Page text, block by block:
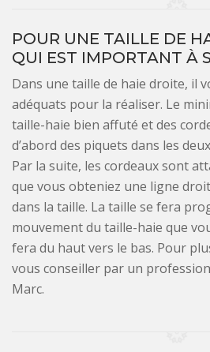
POUR UNE TAILLE DE
QUI EST IMPORTANT À
Dans une taille de haie droite, il
adéquats pour la réaliser. Le
taille-haie bien affuté et des
d’abord des piquets dans les
Par la suite, les cordeaux sont
que vous obteniez une ligne
dans la taille. La taille se fera
mouvement du taille-haie que
fera du haut vers le bas. Pour
vous conseiller par un
Marc.